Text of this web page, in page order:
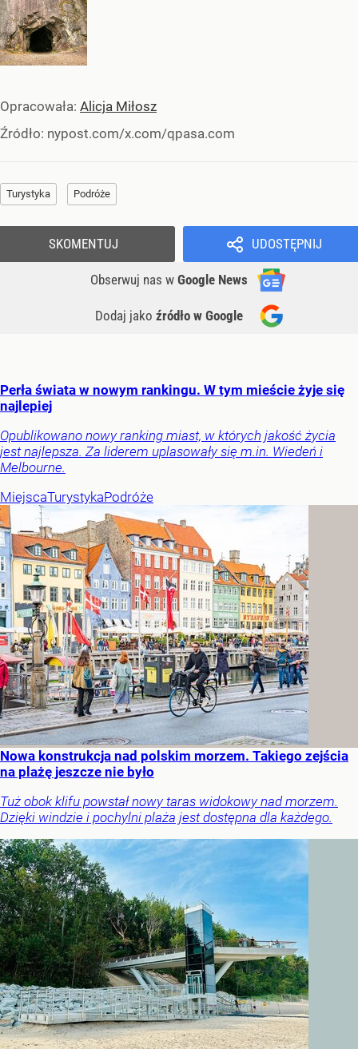
Opracowała: Alicja Miłosz
Źródło: nypost.com/x.com/qpasa.com
Turystyka Podróże
UDOSTĘPNIJ
Obserwuj nas w Google News
Dodaj jako źródło w Google
SKOMENTUJ
Perła świata w nowym rankingu. W tym mieście żyje się
najlepiej
Opublikowano nowy ranking miast, w których jakość życia
jest najlepsza. Za liderem uplasowały się m.in. Wiedeń i
Melbourne.
MiejscaTurystykaPodróże
Nowa konstrukcja nad polskim morzem. Takiego zejścia
na plażę jeszcze nie było
Tuż obok klifu powstał nowy taras widokowy nad morzem.
Dzięki windzie i pochylni plaża jest dostępna dla każdego.